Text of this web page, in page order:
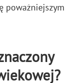
poważniejszym